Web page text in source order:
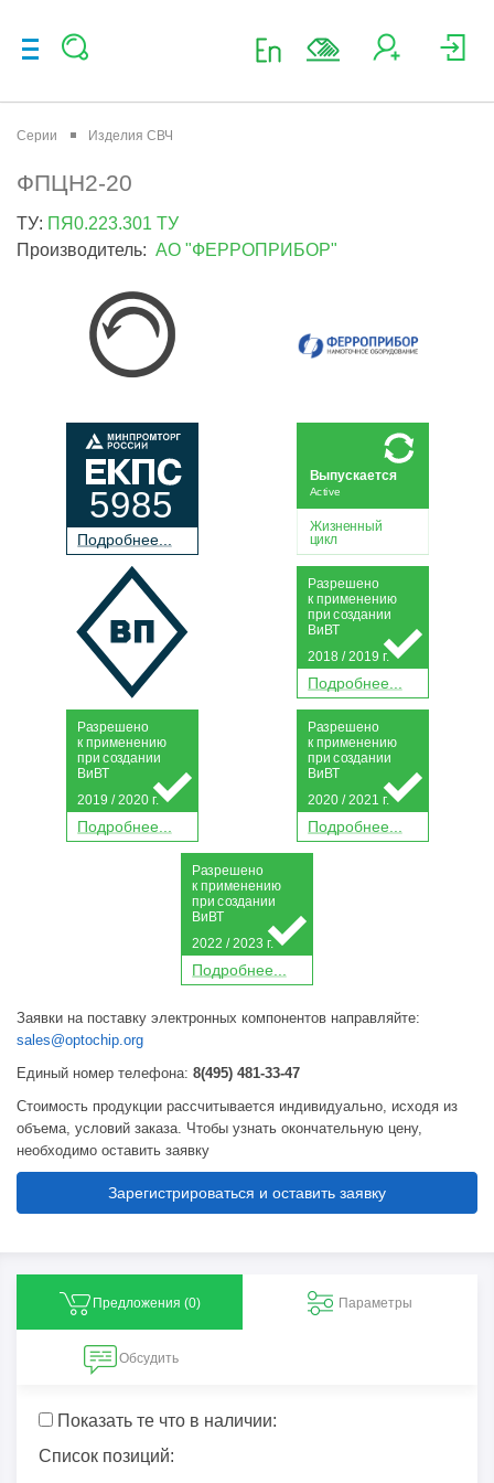
Серии Изделия СВЧ
ФПЦН2-20
ТУ: ПЯ0.223.301 ТУ
Производитель: АО "ФЕРРОПРИБОР"
Подробнее...
5985
Жизненный
цикл
Active
Выпускается
Подробнее...
Разрешено
к применению
присоздании
Ви ВТ
2018 / 2019 г.
Подробнее...
Разрешено
к применению
присоздании
Ви ВТ
2019 / 2020 г.
Подробнее...
Разрешено
к применению
присоздании
Ви ВТ
2020 / 2021 г.
Подробнее...
Разрешено
к применению
присоздании
Ви ВТ
2022 / 2023 г.
Заявки на поставку электронных компонентов направляйте:
sales@optochip.org
Единый номер телефона: 8(495) 481-33-47
Стоимость продукции рассчитывается индивидуально, исходя из
объема, условий заказа. Чтобы узнать окончательную цену,
необходимо оставить заявку
Зарегистрироваться и оставить заявку
Предложения (0) Параметры
Обсудить
Показать те что в наличии:
Список позиций: